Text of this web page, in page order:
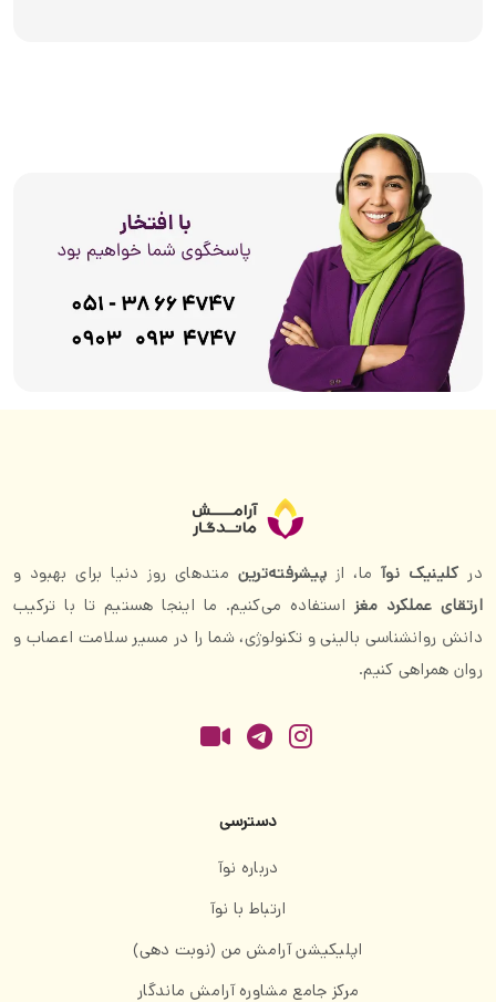
درکلینیک نوآما، از پیشرفته‌ترین متدهای روز دنیا برای بهبود و
ارتقای عملکرد مغز استفاده می‌کنیم. ما اینجا هستیم تا با ترکیب
دانش روانشناسی بالینی و تکنولوژی، شما را در مسیر سلامت اعصاب و
روان همراهی کنیم.
دسترسی
درباره نوآ
ارتباط با نوآ
اپلیکیشن آرامش من (نوبت دهی)
مرکز جامع مشاوره آرامش ماندگار